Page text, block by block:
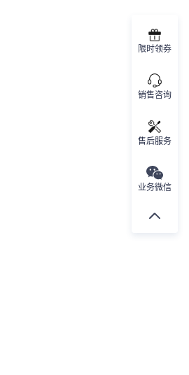
限时领券
销售咨询
售后服务
业务微信